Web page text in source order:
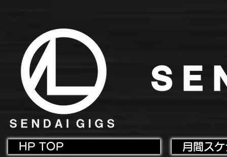
HP TOP 月間ス